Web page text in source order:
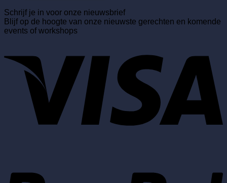
kookworkshop
het
perfecte
tot
event
organiseren
aan
in
Amsterdam
tips
inspiratie
op
De
samen
tafelen:
wat
we
van
Italianen
kunnen
Schrijf je in voor onze nieuwsbrief
Blijf op de hoogte van onze nieuwste gerechten en komende
events of workshops